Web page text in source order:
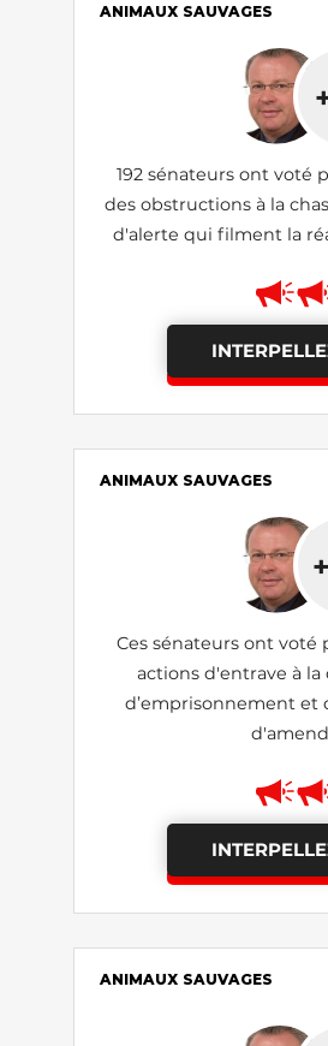
ANIMAUX SAUVAGES
192 sénateurs ont voté
des obstructions à la
d'alerte qui filment la
ANIMAUX SAUVAGES
Ces sénateurs ont voté
actions d'entrave à la
d’emprisonnement et
ANIMAUX SAUVAGES